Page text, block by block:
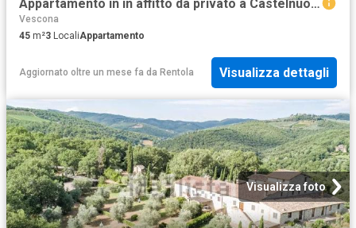
Appartamento in in affitto da privato a Castelnuovo Berardenga località Santa Chiara, 6, arredato, da privato, angolo cottura TrovaCasa
Vescona
45 m²3 LocaliAppartamento
Aggiornato oltre un mese fa da Rentola Visualizza dettagli
Visualizza foto